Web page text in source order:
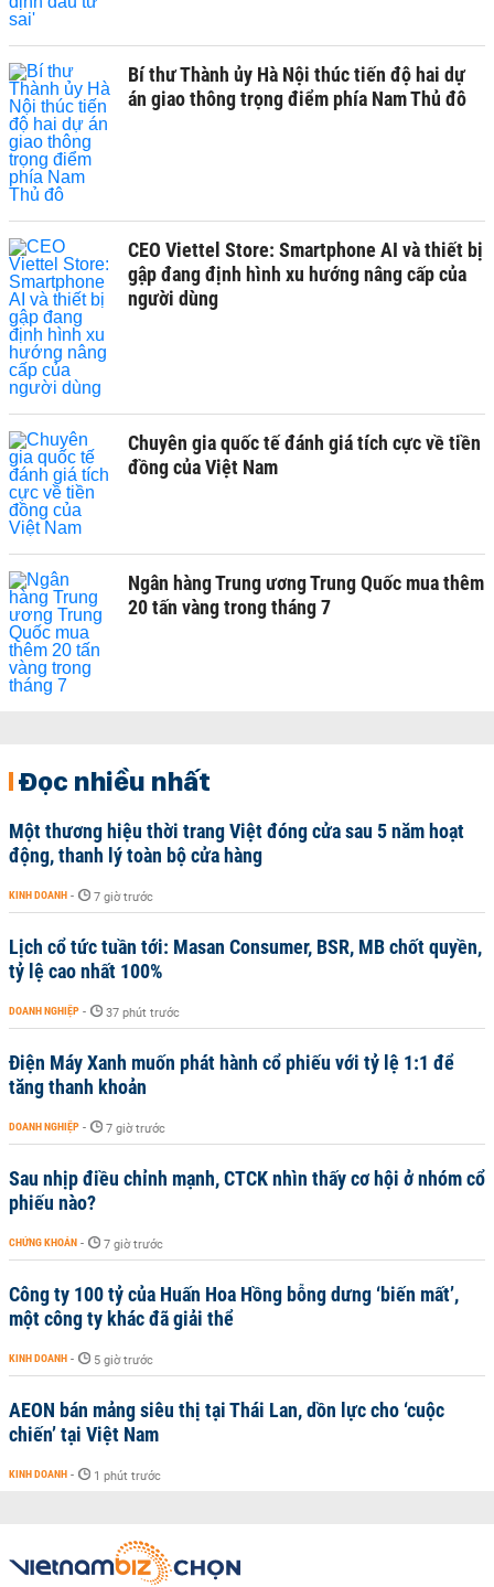
Bí thư Thành ủy Hà Nội thúc tiến độ hai dự
án giao thông trọng điểm phía Nam Thủ đô
CEO Viettel Store: Smartphone AI và thiết bị
gập đang định hình xu hướng nâng cấp của
người dùng
Chuyên gia quốc tế đánh giá tích cực về tiền
đồng của Việt Nam
Ngân hàng Trung ương Trung Quốc mua thêm
20 tấn vàng trong tháng 7
Đọc nhiều nhất
Một thương hiệu thời trang Việt đóng cửa sau 5 năm hoạt
động, thanh lý toàn bộ cửa hàng
KINH DOANH - 7 giờ trước
Lịch cổ tức tuần tới: Masan Consumer, BSR, MB chốt quyền,
tỷ lệ cao nhất 100%
DOANH NGHIỆP - 37 phút trước
Điện Máy Xanh muốn phát hành cổ phiếu với tỷ lệ 1:1 để
tăng thanh khoản
DOANH NGHIỆP - 7 giờ trước
Sau nhịp điều chỉnh mạnh, CTCK nhìn thấy cơ hội ở nhóm cổ
phiếu nào?
CHỨNG KHOÁN - 7 giờ trước
Công ty 100 tỷ của Huấn Hoa Hồng bỗng dưng ‘biến mất’,
một công ty khác đã giải thể
KINH DOANH - 5 giờ trước
AEON bán mảng siêu thị tại Thái Lan, dồn lực cho ‘cuộc
chiến’ tại Việt Nam
KINH DOANH - 1 phút trước